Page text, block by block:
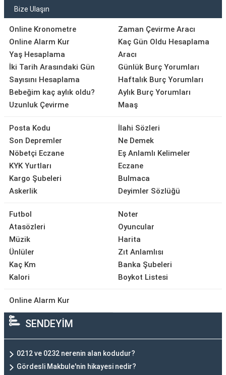
Bize Ulaşın
Online Kronometre
Online Alarm Kur
Yaş Hesaplama
İki Tarih Arasındaki Gün
Sayısını Hesaplama
Bebeğim kaç aylık oldu?
Uzunluk Çevirme
Zaman Çevirme Aracı
Kaç Gün Oldu Hesaplama
Aracı
Günlük Burç Yorumları
Haftalık Burç Yorumları
Aylık Burç Yorumları
Maaş
Posta Kodu
Son Depremler
Nöbetçi Eczane
KYK Yurtları
Kargo Şubeleri
Askerlik
İlahi Sözleri
Ne Demek
Eş Anlamlı Kelimeler
Eczane
Bulmaca
Deyimler Sözlüğü
Futbol
Atasözleri
Müzik
Ünlüler
Kaç Km
Kalori
Noter
Oyuncular
Harita
Zıt Anlamlısı
Banka Şubeleri
Boykot Listesi
Online Alarm Kur
SENDEYİM
0212 ve 0232 nerenin alan kodudur?
Gördesli Makbule'nin hikayesi nedir?